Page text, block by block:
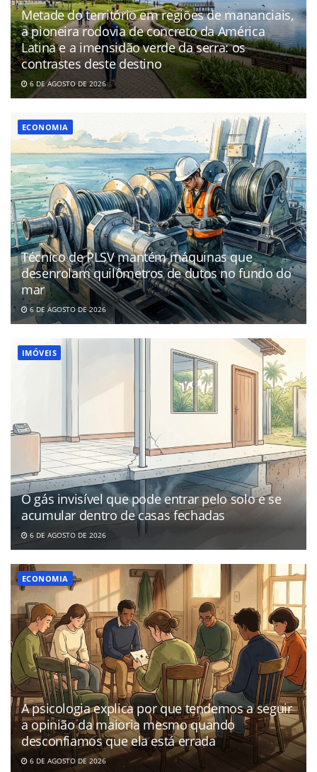
Metade do território em regiões de mananciais,
a pioneira rodovia de concreto da América
Latina e a imensidão verde da serra: os
contrastes deste destino
6 DE AGOSTO DE 2026
ECONOMIA
Técnico de PLSV mantém máquinas que
desenrolam quilômetros de dutos no fundo do
mar
6 DE AGOSTO DE 2026
IMÓVEIS
O gás invisível que pode entrar pelo solo e se
acumular dentro de casas fechadas
6 DE AGOSTO DE 2026
ECONOMIA
A psicologia explica por que tendemos a seguir
a opinião da maioria mesmo quando
desconfiamos que ela está errada
6 DE AGOSTO DE 2026